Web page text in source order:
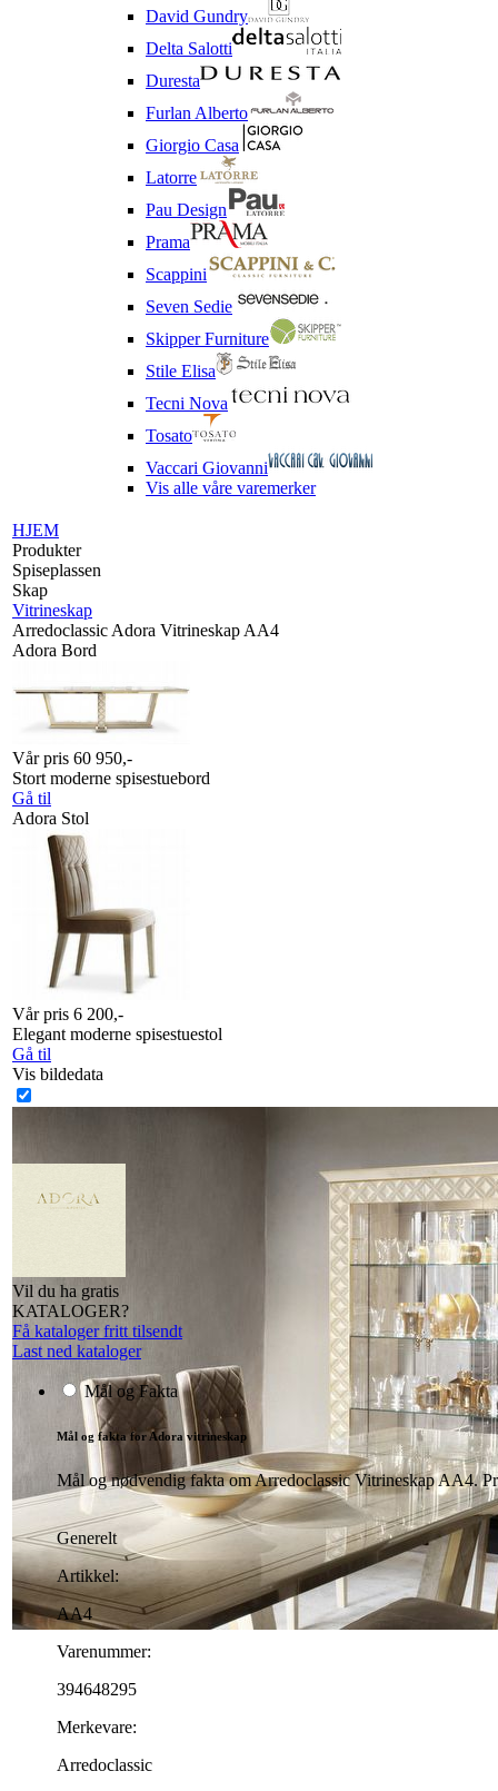
David Gundry
Delta Salotti
Duresta
Furlan Alberto
Giorgio Casa
Latorre
Pau Design
Prama
Scappini
Seven Sedie
Skipper Furniture
Stile Elisa
Tecni Nova
Tosato
Vaccari Giovanni
Vis alle våre varemerker
HJEM
Produkter
Spiseplassen
Skap
Vitrineskap
Arredoclassic Adora Vitrineskap AA4
Adora Bord
Vår pris 60 950,-
Stort moderne spisestuebord
Gå til
Adora Stol
Vår pris 6 200,-
Elegant moderne spisestuestol
Gå til
Vis bildedata
Vil du ha gratis
KATALOGER?
Få kataloger fritt tilsendt
Last ned kataloger
Mål og Fakta
Mål og fakta for Adora vitrineskap
Mål og nødvendig fakta om Arredoclassic Vitrineskap AA4.
Generelt
Artikkel:
AA4
Varenummer:
394648295
Merkevare:
Arredoclassic